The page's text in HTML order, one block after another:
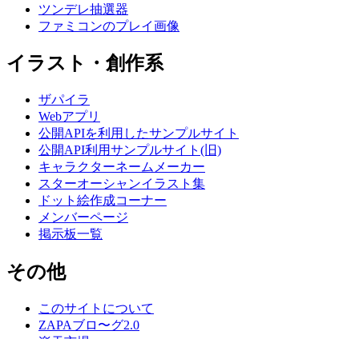
ツンデレ抽選器
ファミコンのプレイ画像
イラスト・創作系
ザパイラ
Webアプリ
公開APIを利用したサンプルサイト
公開API利用サンプルサイト(旧)
キャラクターネームメーカー
スターオーシャンイラスト集
ドット絵作成コーナー
メンバーページ
掲示板一覧
その他
このサイトについて
ZAPAブロ〜グ2.0